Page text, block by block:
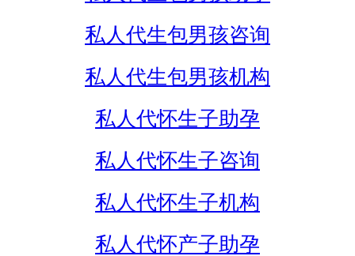
私人代生包男孩咨询
私人代生包男孩机构
私人代怀生子助孕
私人代怀生子咨询
私人代怀生子机构
私人代怀产子助孕